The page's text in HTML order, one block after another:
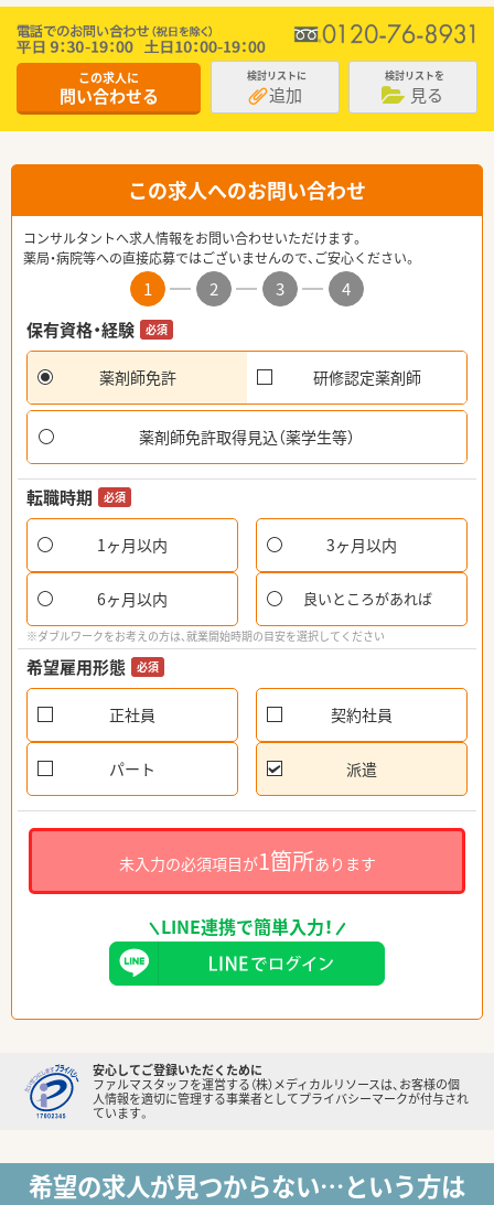
この求人に
問い合わせる
検討リストに
追加
検討リストを
見る
この求人へのお問い合わせ
コンサルタントへ求人情報をお問い合わせいただけます。
薬局・病院等への直接応募ではございませんので、ご安心ください。
1 2 3
4
保有資格・経験
必須
薬剤師免許 研修認定薬剤師
薬剤師免許取得見込（薬学生等）
転職時期 必須
1ヶ月以内 3ヶ月以内
6ヶ月以内 良いところがあれば
※ダブルワークをお考えの方は、就業開始時期の目安を選択してください
希望雇用形態 必須
正社員 契約社員
パート 派遣
未入力の必須項目が1箇所あります
LINE連携で簡単入力！
安心してご登録いただくために
ファルマスタッフを運営する（株）メディカルリソースは、お客様の個
人情報を適切に管理する事業者としてプライバシーマークが付与され
ています。
希望の求人が見つからない…という方は